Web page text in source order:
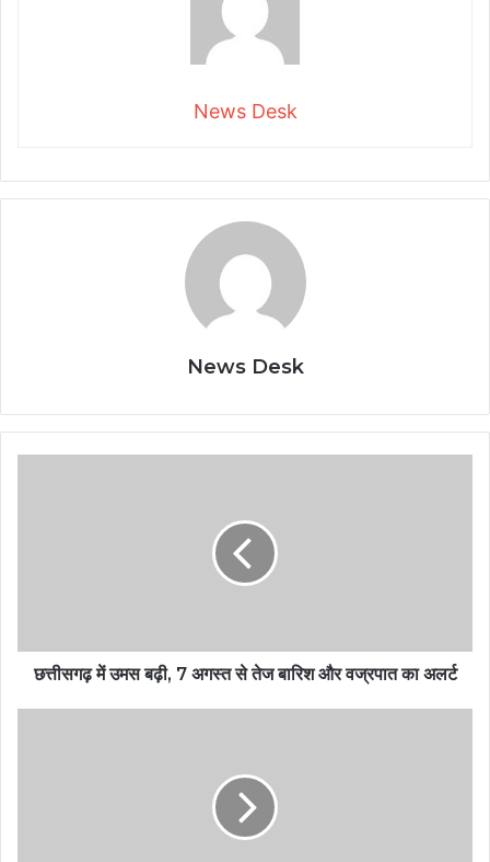
News Desk
News Desk
छत्तीसगढ़ में उमस बढ़ी, 7 अगस्त से तेज बारिश और वज्रपात का अलर्ट